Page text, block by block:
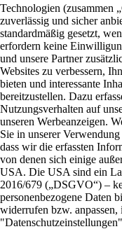
Technologien (zusammen
zuverlässig und sicher
standardmäßig gesetzt,
erfordern keine
und unsere Partner
Websites zu verbessern,
bieten und interessante
bereitzustellen. Dazu
Nutzungsverhalten auf
unseren Werbeanzeigen.
Sie in unserer
dass wir die erfassten
von denen sich einige
USA. Die USA sind ein
2016/679 („DSGVO“) –
personenbezogene Daten
widerrufen bzw. anpassen,